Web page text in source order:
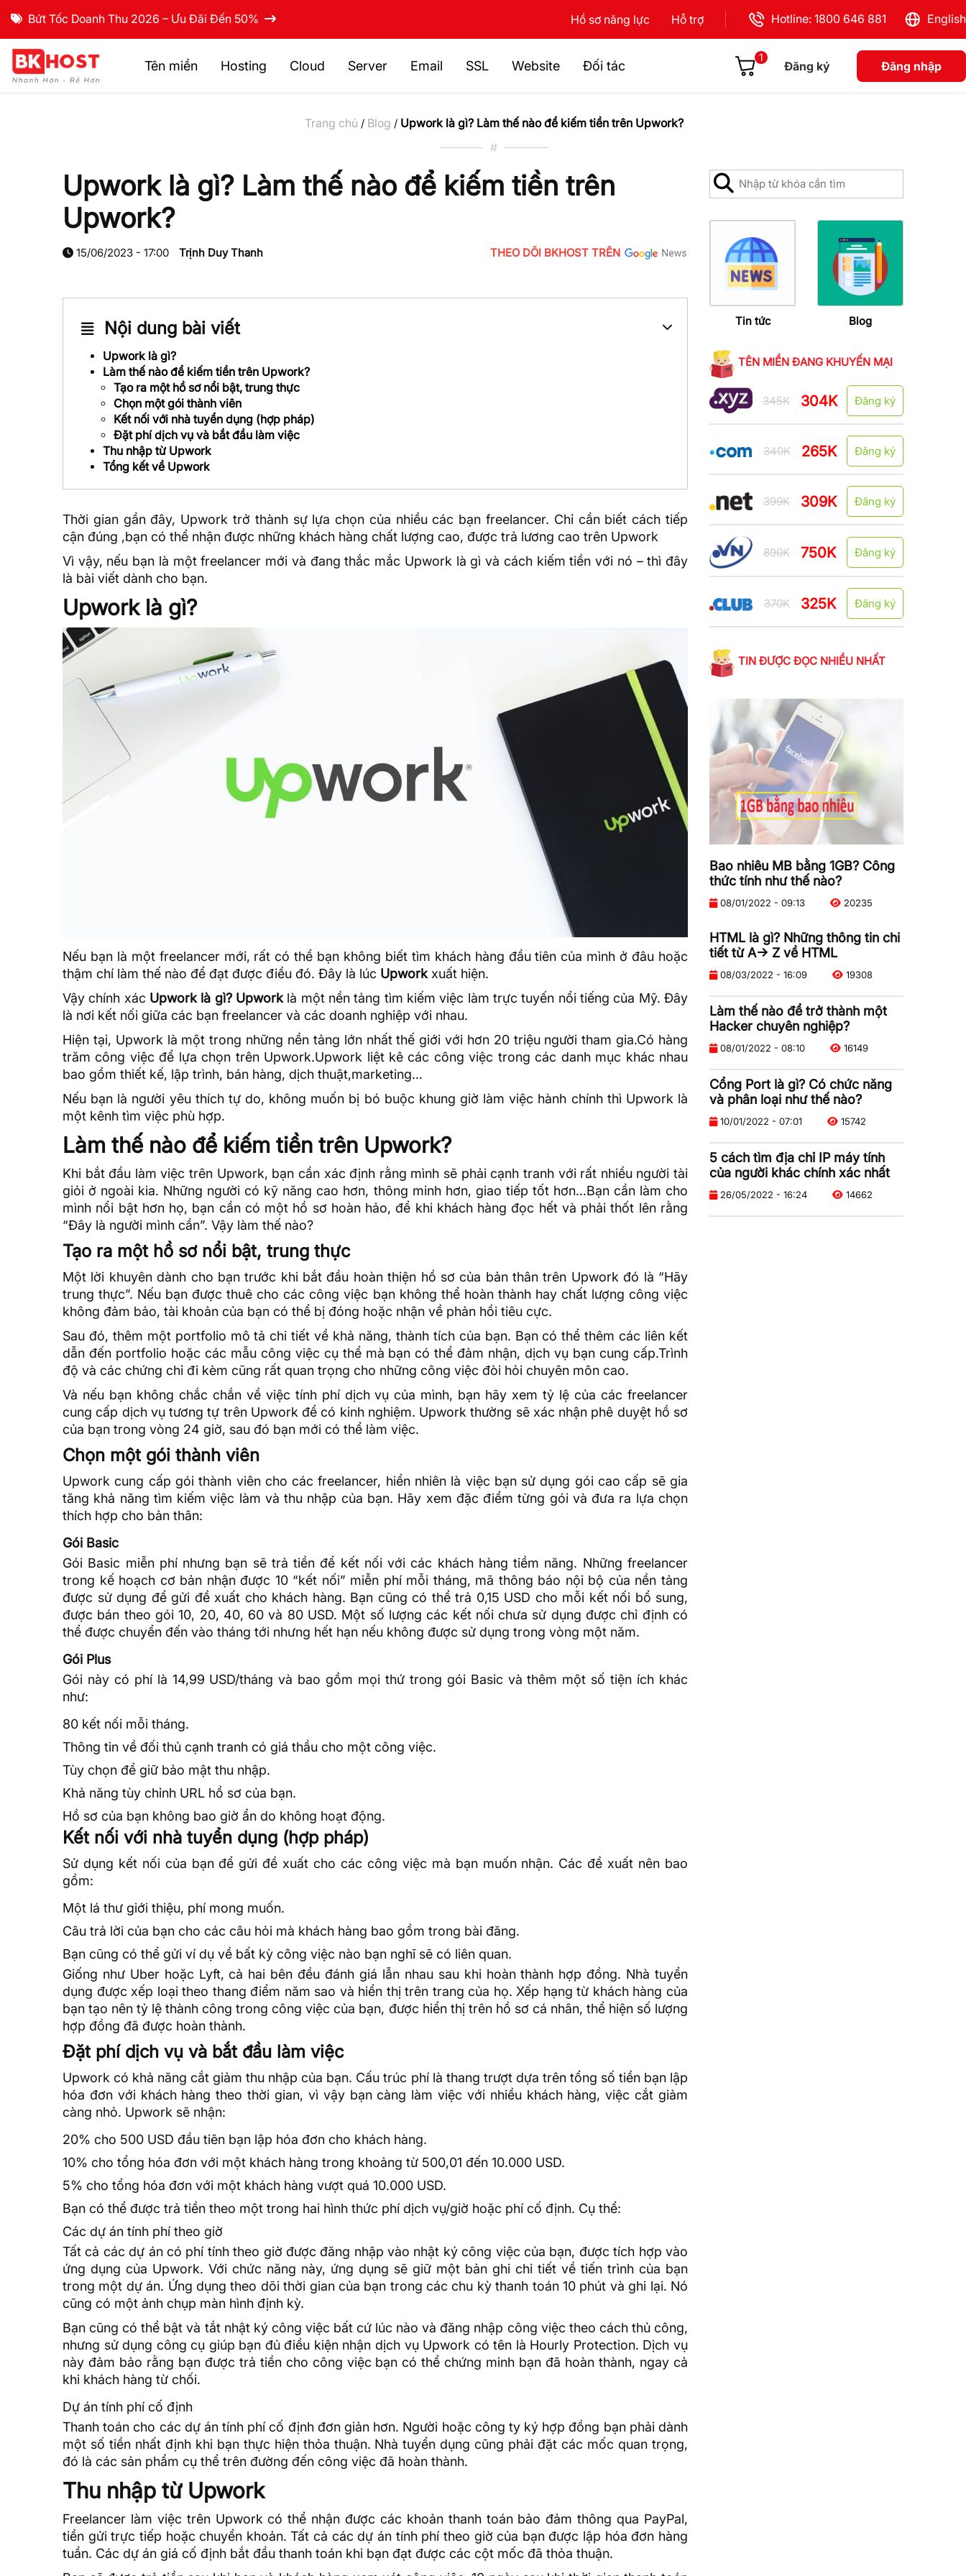
Bứt Tốc Doanh Thu 2026 – Ưu Đãi Đến 50% Hồ sơ năng lực Hỗ trợ Hotline: 1800 646 881 English
Tên miền Hosting Cloud Server Email SSL Website Đối tác
1
Đăng ký Đăng nhập
Trang chủ / Blog / Upwork là gì? Làm thế nào để kiếm tiền trên Upwork?
#
Upwork là gì? Làm thế nào để kiếm tiền trên
Upwork?
15/06/2023 - 17:00 Trịnh Duy Thanh THEO DÕI BKHOST TRÊN
Nội dung bài viết
Upwork là gì?
Làm thế nào để kiếm tiền trên Upwork?
Tạo ra một hồ sơ nổi bật, trung thực
Chọn một gói thành viên
Kết nối với nhà tuyển dụng (hợp pháp)
Đặt phí dịch vụ và bắt đầu làm việc
Thu nhập từ Upwork
Tổng kết về Upwork
Thời gian gần đây, Upwork trở thành sự lựa chọn của nhiều các bạn freelancer. Chỉ cần biết cách tiếp
cận đúng ,bạn có thể nhận được những khách hàng chất lượng cao, được trả lương cao trên Upwork
Vì vậy, nếu bạn là một freelancer mới và đang thắc mắc Upwork là gì và cách kiếm tiền với nó – thì đây
là bài viết dành cho bạn.
Upwork là gì?
Nếu bạn là một freelancer mới, rất có thể bạn không biết tìm khách hàng đầu tiên của mình ở đâu hoặc
thậm chí làm thế nào để đạt được điều đó. Đây là lúc Upworkxuất hiện.
Vậy chính xác Upwork là gì?Upwork là một nền tảng tìm kiếm việc làm trực tuyến nổi tiếng của Mỹ. Đây
là nơi kết nối giữa các bạn freelancer và các doanh nghiệp với nhau.
Hiện tại, Upwork là một trong những nền tảng lớn nhất thế giới với hơn 20 triệu người tham gia.Có hàng
trăm công việc để lựa chọn trên Upwork.Upwork liệt kê các công việc trong các danh mục khác nhau
bao gồm thiết kế, lập trình, bán hàng, dịch thuật,marketing…
Nếu bạn là người yêu thích tự do, không muốn bị bó buộc khung giờ làm việc hành chính thì Upwork là
một kênh tìm việc phù hợp.
Làm thế nào để kiếm tiền trên Upwork?
Khi bắt đầu làm việc trên Upwork, bạn cần xác định rằng mình sẽ phải cạnh tranh với rất nhiều người tài
giỏi ở ngoài kia. Những người có kỹ năng cao hơn, thông minh hơn, giao tiếp tốt hơn…Bạn cần làm cho
mình nổi bật hơn họ, bạn cần có một hồ sơ hoàn hảo, để khi khách hàng đọc hết và phải thốt lên rằng
“Đây là người mình cần”. Vậy làm thế nào?
Tạo ra một hồ sơ nổi bật, trung thực
Một lời khuyên dành cho bạn trước khi bắt đầu hoàn thiện hồ sơ của bản thân trên Upwork đó là “Hãy
trung thực”. Nếu bạn được thuê cho các công việc bạn không thể hoàn thành hay chất lượng công việc
không đảm bảo, tài khoản của bạn có thể bị đóng hoặc nhận về phản hồi tiêu cực.
Sau đó, thêm một portfolio mô tả chi tiết về khả năng, thành tích của bạn. Bạn có thể thêm các liên kết
dẫn đến portfolio hoặc các mẫu công việc cụ thể mà bạn có thể đảm nhận, dịch vụ bạn cung cấp.Trình
độ và các chứng chỉ đi kèm cũng rất quan trọng cho những công việc đòi hỏi chuyên môn cao.
Và nếu bạn không chắc chắn về việc tính phí dịch vụ của mình, bạn hãy xem tỷ lệ của các freelancer
cung cấp dịch vụ tương tự trên Upwork để có kinh nghiệm. Upwork thường sẽ xác nhận phê duyệt hồ sơ
của bạn trong vòng 24 giờ, sau đó bạn mới có thể làm việc.
Chọn một gói thành viên
Upwork cung cấp gói thành viên cho các freelancer, hiển nhiên là việc bạn sử dụng gói cao cấp sẽ gia
tăng khả năng tìm kiếm việc làm và thu nhập của bạn. Hãy xem đặc điểm từng gói và đưa ra lựa chọn
thích hợp cho bản thân:
Gói Basic
Gói Basic miễn phí nhưng bạn sẽ trả tiền để kết nối với các khách hàng tiềm năng. Những freelancer
trong kế hoạch cơ bản nhận được 10 “kết nối” miễn phí mỗi tháng, mã thông báo nội bộ của nền tảng
được sử dụng để gửi đề xuất cho khách hàng. Bạn cũng có thể trả 0,15 USD cho mỗi kết nối bổ sung,
được bán theo gói 10, 20, 40, 60 và 80 USD. Một số lượng các kết nối chưa sử dụng được chỉ định có
thể được chuyển đến vào tháng tới nhưng hết hạn nếu không được sử dụng trong vòng một năm.
Gói Plus
Gói này có phí là 14,99 USD/tháng và bao gồm mọi thứ trong gói Basic và thêm một số tiện ích khác
như:
80 kết nối mỗi tháng.
Thông tin về đối thủ cạnh tranh có giá thầu cho một công việc.
Tùy chọn để giữ bảo mật thu nhập.
Khả năng tùy chỉnh URL hồ sơ của bạn.
Hồ sơ của bạn không bao giờ ẩn do không hoạt động.
Kết nối với nhà tuyển dụng (hợp pháp)
Sử dụng kết nối của bạn để gửi đề xuất cho các công việc mà bạn muốn nhận. Các đề xuất nên bao
gồm:
Một lá thư giới thiệu, phí mong muốn.
Câu trả lời của bạn cho các câu hỏi mà khách hàng bao gồm trong bài đăng.
Bạn cũng có thể gửi ví dụ về bất kỳ công việc nào bạn nghĩ sẽ có liên quan.
Giống như Uber hoặc Lyft, cả hai bên đều đánh giá lẫn nhau sau khi hoàn thành hợp đồng. Nhà tuyển
dụng được xếp loại theo thang điểm năm sao và hiển thị trên trang của họ. Xếp hạng từ khách hàng của
bạn tạo nên tỷ lệ thành công trong công việc của bạn, được hiển thị trên hồ sơ cá nhân, thể hiện số lượng
hợp đồng đã được hoàn thành.
Đặt phí dịch vụ và bắt đầu làm việc
Upwork có khả năng cắt giảm thu nhập của bạn. Cấu trúc phí là thang trượt dựa trên tổng số tiền bạn lập
hóa đơn với khách hàng theo thời gian, vì vậy bạn càng làm việc với nhiều khách hàng, việc cắt giảm
càng nhỏ. Upwork sẽ nhận:
20% cho 500 USD đầu tiên bạn lập hóa đơn cho khách hàng.
10% cho tổng hóa đơn với một khách hàng trong khoảng từ 500,01 đến 10.000 USD.
5% cho tổng hóa đơn với một khách hàng vượt quá 10.000 USD.
Bạn có thể được trả tiền theo một trong hai hình thức phí dịch vụ/giờ hoặc phí cố định. Cụ thể:
Các dự án tính phí theo giờ
Tất cả các dự án có phí tính theo giờ được đăng nhập vào nhật ký công việc của bạn, được tích hợp vào
ứng dụng của Upwork. Với chức năng này, ứng dụng sẽ giữ một bản ghi chi tiết về tiến trình của bạn
trong một dự án. Ứng dụng theo dõi thời gian của bạn trong các chu kỳ thanh toán 10 phút và ghi lại. Nó
cũng có một ảnh chụp màn hình định kỳ.
Bạn cũng có thể bật và tắt nhật ký công việc bất cứ lúc nào và đăng nhập công việc theo cách thủ công,
nhưng sử dụng công cụ giúp bạn đủ điều kiện nhận dịch vụ Upwork có tên là Hourly Protection. Dịch vụ
này đảm bảo rằng bạn được trả tiền cho công việc bạn có thể chứng minh bạn đã hoàn thành, ngay cả
khi khách hàng từ chối.
Dự án tính phí cố định
Thanh toán cho các dự án tính phí cố định đơn giản hơn. Người hoặc công ty ký hợp đồng bạn phải dành
một số tiền nhất định khi bạn thực hiện thỏa thuận. Nhà tuyển dụng cũng phải đặt các mốc quan trọng,
đó là các sản phẩm cụ thể trên đường đến công việc đã hoàn thành.
Thu nhập từ Upwork
Freelancer làm việc trên Upwork có thể nhận được các khoản thanh toán bảo đảm thông qua PayPal,
tiền gửi trực tiếp hoặc chuyển khoản. Tất cả các dự án tính phí theo giờ của bạn được lập hóa đơn hàng
tuần. Các dự án giá cố định bắt đầu thanh toán khi bạn đạt được các cột mốc đã thỏa thuận.
Tin tức Blog
TÊN MIỀN ĐANG KHUYẾN MẠI
345K 304K Đăng ký
340K 265K Đăng ký
399K 309K Đăng ký
890K 750K Đăng ký
370K 325K Đăng ký
TIN ĐƯỢC ĐỌC NHIỀU NHẤT
Bao nhiêu MB bằng 1GB? Công
thức tính như thế nào?
08/01/2022 - 09:13 20235
HTML là gì? Những thông tin chi
tiết từ A-> Z về HTML
08/03/2022 - 16:09 19308
Làm thế nào để trở thành một
Hacker chuyên nghiệp?
08/01/2022 - 08:10 16149
Cổng Port là gì? Có chức năng
và phân loại như thế nào?
10/01/2022 - 07:01 15742
5 cách tìm địa chỉ IP máy tính
của người khác chính xác nhất
26/05/2022 - 16:24 14662